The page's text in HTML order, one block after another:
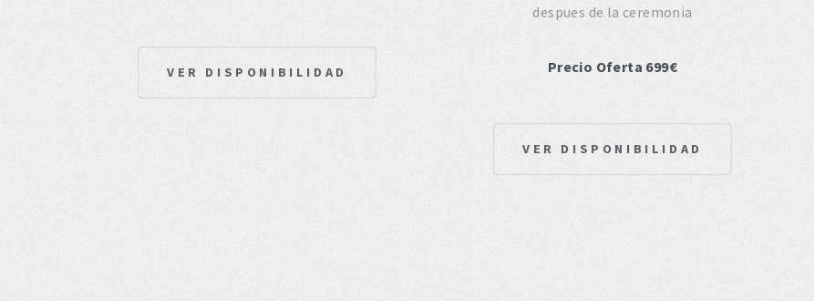
VER DISPONIBILIDAD
despues de la ceremonia
Precio Oferta 699€
VER DISPONIBILIDAD